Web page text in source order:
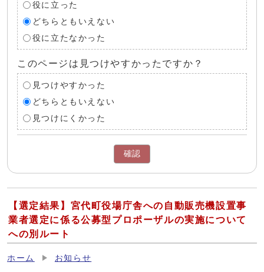
役に立った
どちらともいえない
役に立たなかった
このページは見つけやすかったですか？
見つけやすかった
どちらともいえない
見つけにくかった
確認
【選定結果】宮代町役場庁舎への自動販売機設置事
業者選定に係る公募型プロポーザルの実施について
への別ルート
ホーム お知らせ